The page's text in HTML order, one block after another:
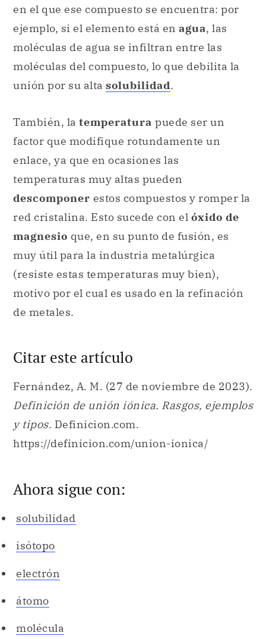
en el que ese compuesto se encuentra: por
ejemplo, si el elemento está en agua, las
moléculas de agua se infiltran entre las
moléculas del compuesto, lo que debilita la
unión por su alta solubilidad.
También, la temperatura puede ser un
factor que modifique rotundamente un
enlace, ya que en ocasiones las
temperaturas muy altas pueden
descomponer estos compuestos y romper la
red cristalina. Esto sucede con el óxido de
magnesio que, en su punto de fusión, es
muy útil para la industria metalúrgica
(resiste estas temperaturas muy bien),
motivo por el cual es usado en la refinación
de metales.
Citar este artículo
Fernández, A. M. (27 de noviembre de 2023).
Definición de unión iónica. Rasgos, ejemplos
y tipos. Definicion.com.
https://definicion.com/union-ionica/
Ahora sigue con:
solubilidad
isótopo
electrón
átomo
molécula